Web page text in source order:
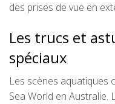
des prises de vue en
Les trucs et
spéciaux
Les scènes aquatiques
Sea World en Australie.